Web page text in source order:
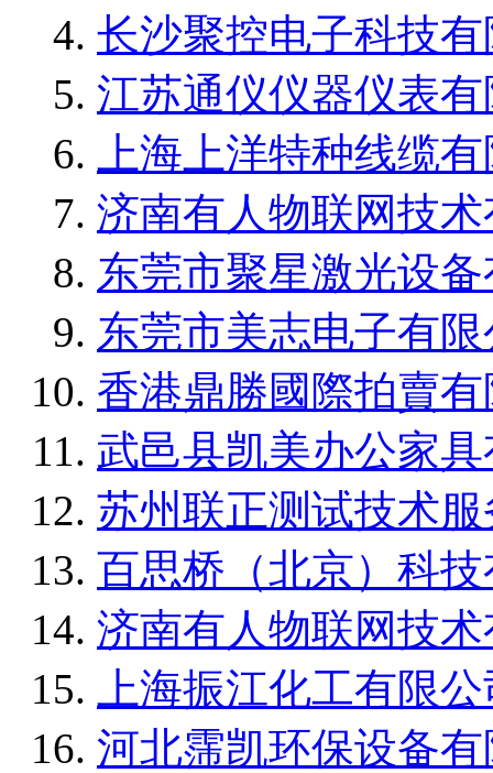
长沙聚控电子科技
江苏通仪仪器仪表
上海上洋特种线缆
济南有人物联网技
东莞市聚星激光设
东莞市美志电子有
香港鼎勝國際拍賣
武邑县凯美办公家
苏州联正测试技术
百思桥（北京）科
济南有人物联网技
上海振江化工有限
河北霈凯环保设备